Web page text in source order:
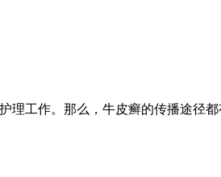
理工作。那么，牛皮癣的传播途径